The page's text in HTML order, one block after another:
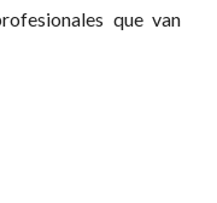
que van